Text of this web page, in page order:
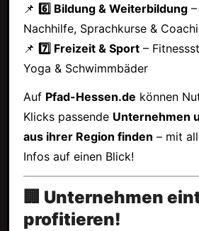
📌 6️⃣ Bildung & Weiterbildung–
Nachhilfe, Sprachkurse &
📌 7️⃣ Freizeit & Sport–
Yoga & Schwimmbäder
Auf Pfad-Hessen.de können
Klicks passende Unternehmen
aus ihrer Region finden – mit
Infos auf einen Blick!
🏢 Unternehmen
profitieren!